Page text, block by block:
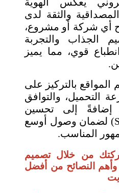
والثقة لدى
أي شركة أو مشروع،
الجذاب والتجربة
قوي، مما يميز
بالتركيز على
التحميل، والتوافق
إضافةً إلى تحسين
محركات البحث (SEO) لضمان وصول أوسع
المناسب.
من خلال تصميم
وأهم النصائح من أفضل